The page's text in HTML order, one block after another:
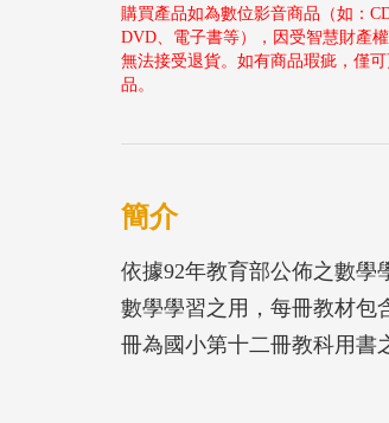
購買產品如為數位影音商品（如：
DVD、電子書等），因受智慧財產
無法接受退貨。如有商品瑕疵，僅
品。
簡介
依據92年教育部公佈之數學
數學學習之用，每冊教材包
冊為國小第十二冊教科用書